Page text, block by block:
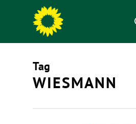
Hit enter to search or ESC to close
Tag
WIESMANN